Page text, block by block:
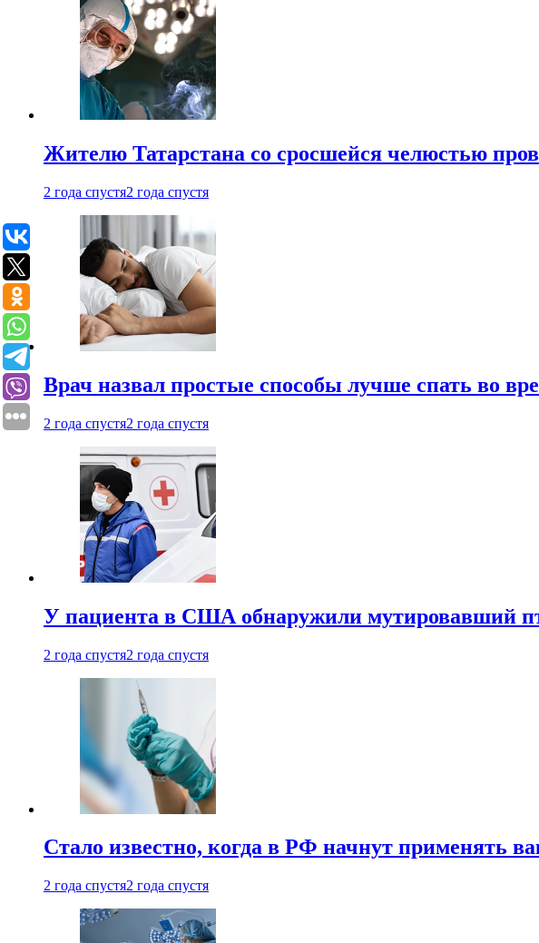
Жителю Татарстана со сросшейся челюстью
2 года спустя2 года спустя
Врач назвал простые способы лучше спать во
2 года спустя2 года спустя
У пациента в США обнаружили мутировавший
2 года спустя2 года спустя
Стало известно, когда в РФ начнут применять
2 года спустя2 года спустя